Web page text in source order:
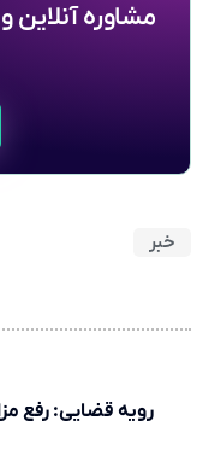
مشاوره
خبر
رویه قضایی: رفع